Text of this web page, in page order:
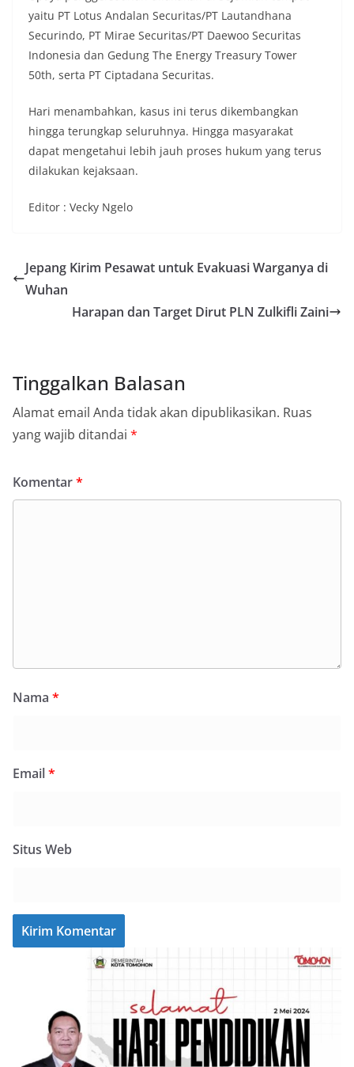
yaitu PT Lotus Andalan Securitas/PT Lautandhana
Securindo, PT Mirae Securitas/PT Daewoo Securitas
Indonesia dan Gedung The Energy Treasury Tower
50th, serta PT Ciptadana Securitas.
Hari menambahkan, kasus ini terus dikembangkan
hingga terungkap seluruhnya. Hingga masyarakat
dapat mengetahui lebih jauh proses hukum yang terus
dilakukan kejaksaan.
Editor : Vecky Ngelo
Jepang Kirim Pesawat untuk Evakuasi Warganya di
Wuhan
Harapan dan Target Dirut PLN Zulkifli Zaini
Tinggalkan Balasan
Alamat email Anda tidak akan dipublikasikan. Ruas
yang wajib ditandai *
Komentar*
Nama *
Email*
Situs Web